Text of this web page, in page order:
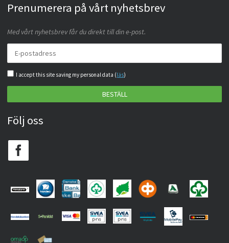
Prenumerera på vårt nyhetsbrev
Med vårt nyhetsbrev får du direkt till din e-post.
I accept this site saving my personal data (läs)
BESTÄLL
Följ oss